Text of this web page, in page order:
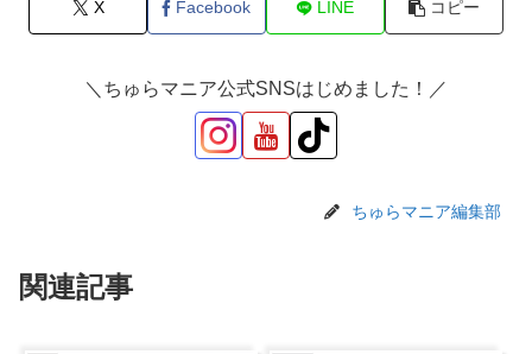
X Facebook LINE コピー
＼ちゅらマニア公式SNSはじめました！／
ちゅらマニア編集部
関連記事